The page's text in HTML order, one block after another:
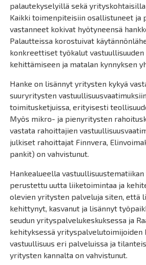
palautekyselyillä sekä
Kaikki toimenpiteisiin osallistuneet ja
vastanneet kokivat hyötyneensä
Palautteissa korostuivat
konkreettiset työkalut
kehittämiseen ja matalan kynnyksen
Hanke on lisännyt yritysten kykyä
suuryritysten vastuullisuusvaatimuksiin
toimitusketjuissa, erityisesti
Myös mikro- ja pienyritysten
vastata rahoittajien
julkiset rahoittajat Finnvera,
pankit) on vahvistunut.
Hankealueella
perustettu uutta liiketoimintaa ja
olevien yritysten palveluja siten, että
kehittynyt, kasvanut ja lisännyt
seudun yrityspalvelukeskuksessa ja
kehityksessä yrityspalvelutoimijoiden
vastuullisuus eri palveluissa ja
yritysten kannalta on vahvistunut.